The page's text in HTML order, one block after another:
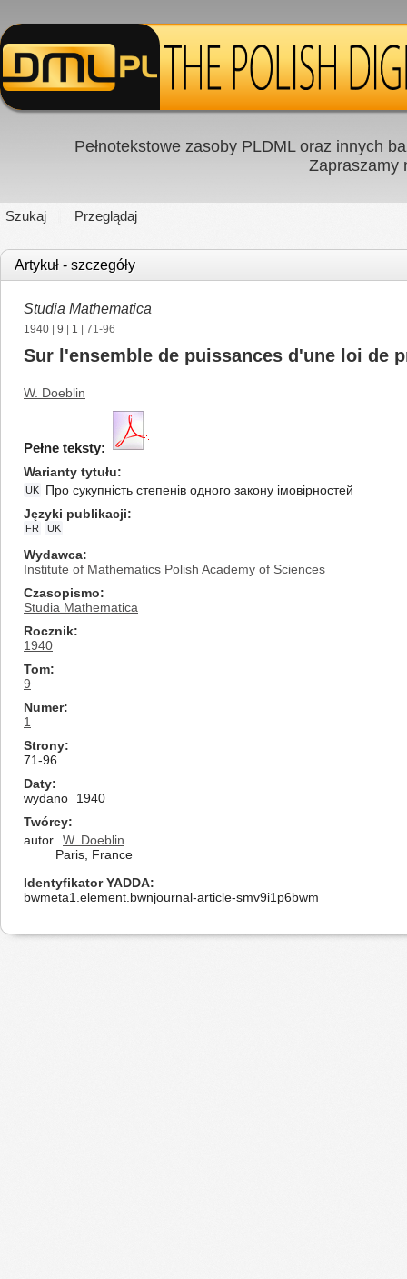
Pełnotekstowe zasoby PLDML oraz innych
Zapraszamy
Szukaj Przeglądaj
Artykuł - szczegóły
Studia Mathematica
1940 9 1 | 71-96
Sur l'ensemble de puissances d'une loi de
W. Doeblin
Pełne teksty:
Warianty tytułu
UK
Про сукупність степенів одного закону імовірностей
Języki publikacji
FR UK
Wydawca
Institute of Mathematics Polish Academy of Sciences
Czasopismo
Studia Mathematica
Rocznik
1940
Tom
9
Numer
1
Strony
71-96
Daty
wydano
1940
Twórcy
autor
W. Doeblin
Paris, France
Identyfikator YADDA
bwmeta1.element.bwnjournal-article-smv9i1p6bwm